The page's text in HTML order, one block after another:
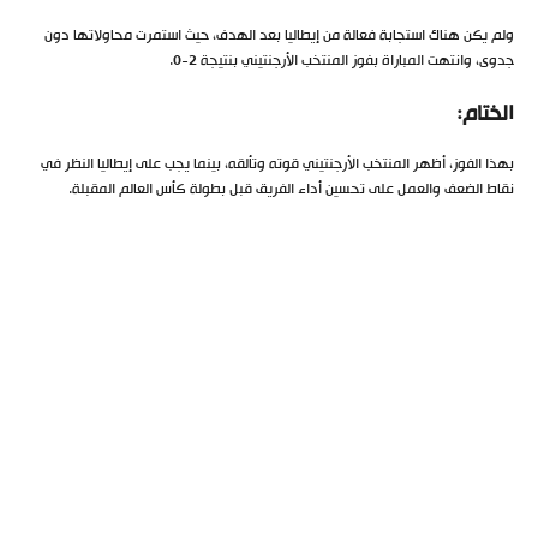
ولم يكن هناك استجابة فعالة من إيطاليا بعد الهدف، حيث استمرت محاولاتها دون
جدوى، وانتهت المباراة بفوز المنتخب الأرجنتيني بنتيجة 2-0.
الختام:
بهذا الفوز، أظهر المنتخب الأرجنتيني قوته وتألقه، بينما يجب على إيطاليا النظر في
نقاط الضعف والعمل على تحسين أداء الفريق قبل بطولة كأس العالم المقبلة.